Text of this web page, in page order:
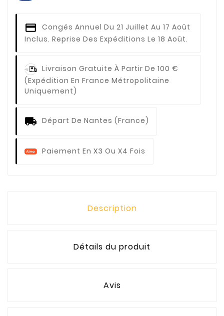
Congés Annuel Du 21 Juillet Au 17 Août
Inclus. Reprise Des Expéditions Le 18 Août.
Livraison Gratuite À Partir De 100 €
(expédition En France Métropolitaine
Uniquement)
Départ De Nantes (France)
Paiement En X3 Ou X4 Fois
Description
Détails du produit
Avis